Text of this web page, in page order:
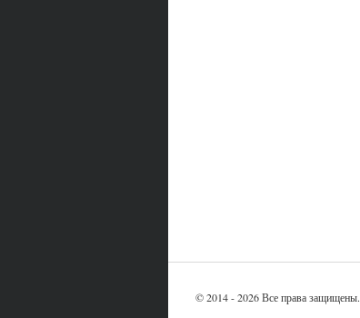
© 2014 - 2026 Все права защищены.